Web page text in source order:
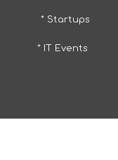
* Startups
* IT Events